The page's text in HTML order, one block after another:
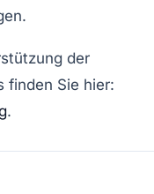
der
finden Sie hier:
.